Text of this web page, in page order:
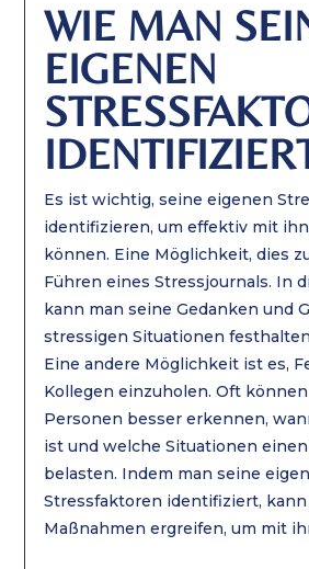
WIE MAN
EIGENEN
Es ist wichtig, seine eigenen
identifizieren, um effektiv mit
können. Eine Möglichkeit, dies
Führen eines Stressjournals. In
kann man seine Gedanken und
stressigen Situationen
Eine andere Möglichkeit ist es,
Kollegen einzuholen. Oft
Personen besser erkennen,
ist und welche Situationen
belasten. Indem man seine
Stressfaktoren identifiziert,
Maßnahmen ergreifen, um mit